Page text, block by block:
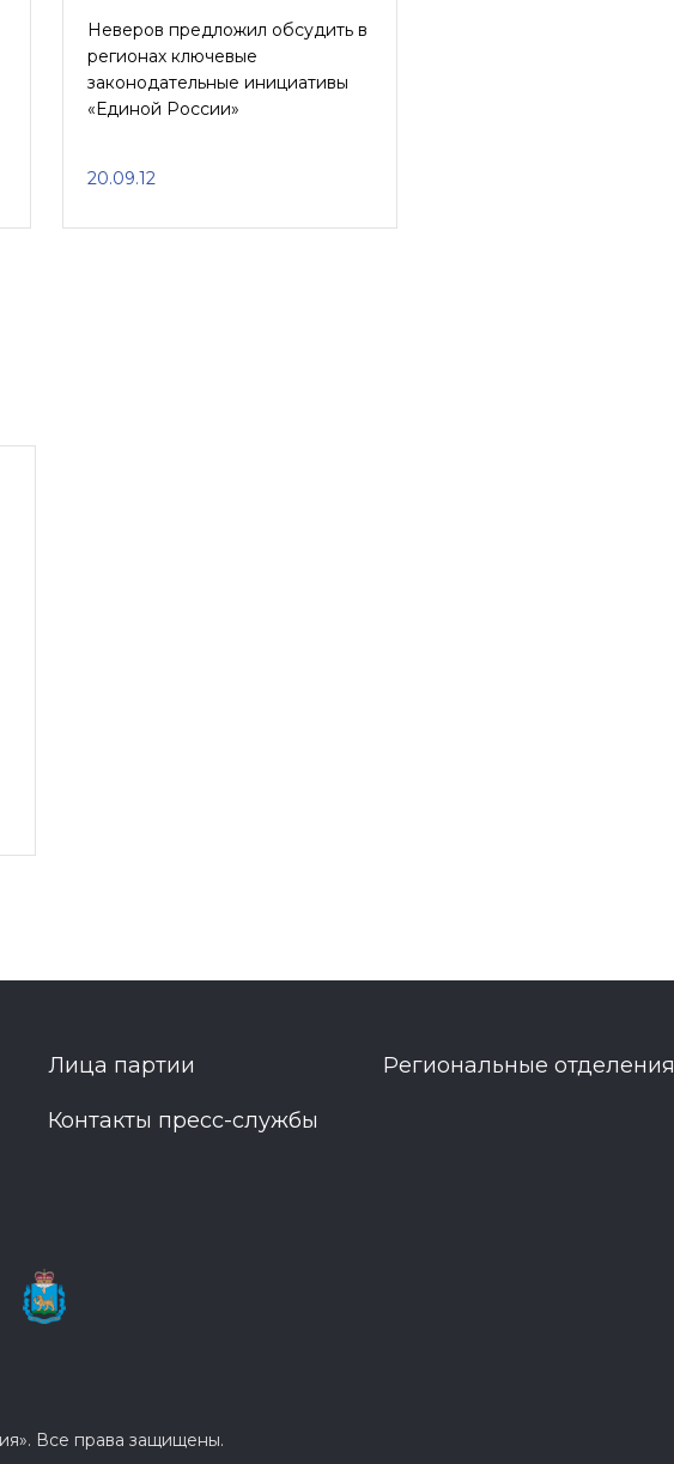
Неверов предложил обсудить в
регионах ключевые
законодательные инициативы
«Единой России»
20.09.12
Лица партии Региональные отделения
Контакты пресс-службы
Все права защищены.